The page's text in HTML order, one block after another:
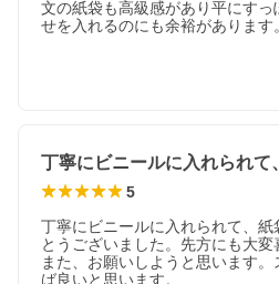
文の紙袋も高級感があり平にすっ
せを入れるのにも余裕があります。
5
丁寧にビニールに入れられて、
とうございました。先方にも大
また、お願いしようと思います
ば良いと思います。